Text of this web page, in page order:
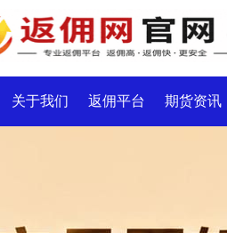
关于我们 返佣平台 期货资讯